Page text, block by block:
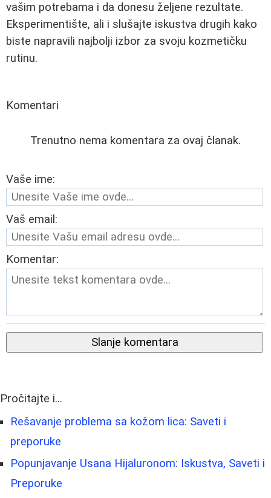
vašim potrebama i da donesu željene rezultate.
Eksperimentište, ali i slušajte iskustva drugih kako
biste napravili najbolji izbor za svoju kozmetičku
rutinu.
Komentari
Trenutno nema komentara za ovaj članak.
Vaše ime:
Vaš email:
Komentar:
Slanje komentara
Pročitajte i...
Rešavanje problema sa kožom lica: Saveti i
preporuke
Popunjavanje Usana Hijaluronom: Iskustva, Saveti i
Preporuke